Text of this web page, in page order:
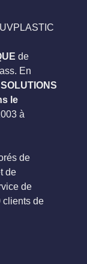
de
En
SOLUTIONS
le
à
de
de
de
clients de